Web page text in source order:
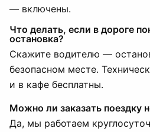
— включены.
Что делать, если в дороге
остановка?
Скажите водителю —
безопасном месте.
и в кафе бесплатны.
Можно ли заказать поездку
Да, мы работаем